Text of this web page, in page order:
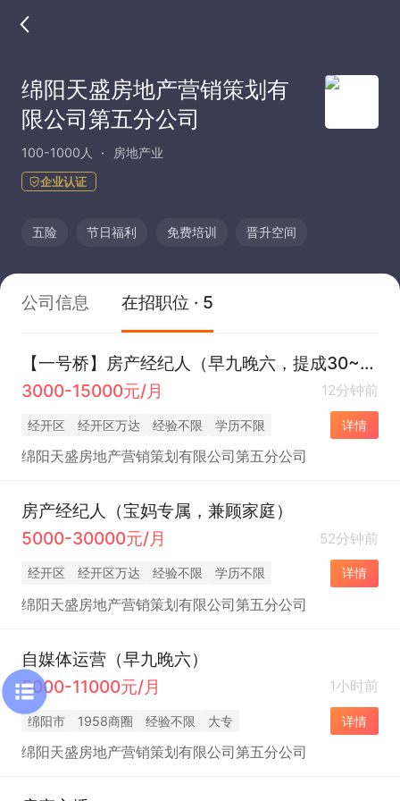
绵阳天盛房地产营销策划有
限公司第五分公司
100-1000人 房地产业
企业认证
五险 节日福利 免费培训 晋升空间
公司信息 在招职位 · 5
【一号桥】房产经纪人（早九晚六，提成30~70%)
3000-15000元/月
12分钟前
经开区 经开区万达 经验不限 学历不限 详情
绵阳天盛房地产营销策划有限公司第五分公司
房产经纪人（宝妈专属，兼顾家庭）
5000-30000元/月
52分钟前
经开区 经开区万达 经验不限 学历不限 详情
绵阳天盛房地产营销策划有限公司第五分公司
自媒体运营（早九晚六）
5000-11000元/月
1小时前
绵阳市 1958商圈 经验不限 大专 详情
绵阳天盛房地产营销策划有限公司第五分公司